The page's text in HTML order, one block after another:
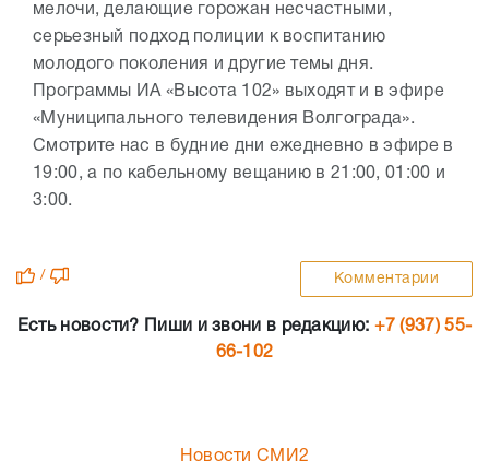
мелочи, делающие горожан несчастными,
серьезный подход полиции к воспитанию
молодого поколения и другие темы дня.
Программы ИА «Высота 102» выходят и в эфире
«Муниципального телевидения Волгограда».
Смотрите нас в будние дни ежедневно в эфире в
19:00, а по кабельному вещанию в 21:00, 01:00 и
3:00.
/ Комментарии
Есть новости? Пиши и звони в редакцию: +7 (937) 55-
66-102
Новости СМИ2